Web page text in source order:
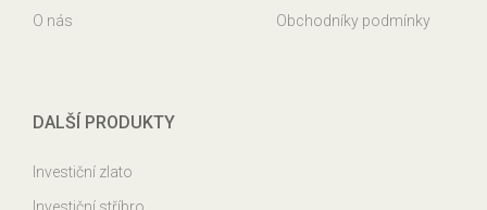
O nás
Obchodníky podmínky
DALŠÍ PRODUKTY
Investiční zlato
Investiční stříbro